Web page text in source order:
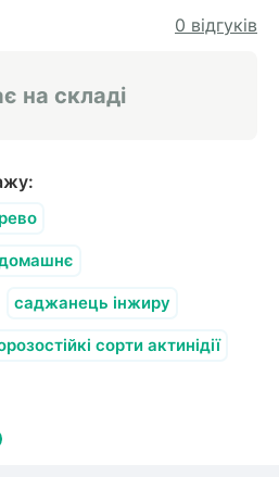
0 відгуків
на складі
саджанець інжиру
сорти актинідії